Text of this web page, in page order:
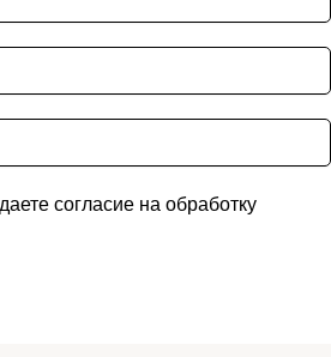
согласие на обработку